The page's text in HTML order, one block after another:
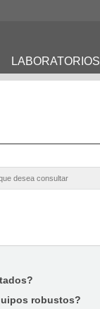
LABORATORIOS
robustos?